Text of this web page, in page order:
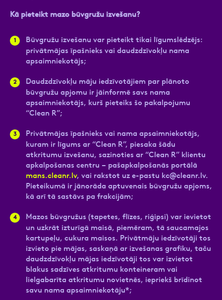
Kā pieteikt mazo būvgružu izvešanu?
Būvgružu izvešanu var pieteikt tikai līgumslēdzējs:
privātmājas īpašnieks vai daudzdzīvokļu nama
apsaimniekotājs;
Daudzdzīvokļu māju iedzīvotājiem par plānoto
būvgružu apjomu ir jāinformē savs nama
apsaimniekotājs, kurš pieteiks šo pakalpojumu
“Clean R”;
Privātmājas īpašnieks vai nama apsaimniekotājs,
kuram ir līgums ar “Clean R”, piesaka šādu
atkritumu izvešanu, sazinoties ar “Clean R” klientu
apkalpošanas centru – pašapkalpošanās portālā
mans.cleanr.lv, vai rakstot uz e-pastu kc@cleanr.lv.
Pieteikumā ir jānorāda aptuvenais būvgružu apjoms,
kā arī tā sastāvs pa frakcijām;
Mazos būvgružus (tapetes, flīzes, riģipsi) var ievietot
un uzkrāt izturīgā maisā, piemēram, tā saucamajos
kartupeļu, cukura maisos. Privātmāju iedzīvotāji tos
izvieto pie mājas, saskaņā ar izvešanas grafiku, taču
daudzdzīvokļu mājas iedzīvotāji tos var izvietot
blakus sadzīves atkritumu konteineram vai
lielgabarīta atkritumu novietnēs, iepriekš brīdinot
savu nama apsaimniekotāju*;